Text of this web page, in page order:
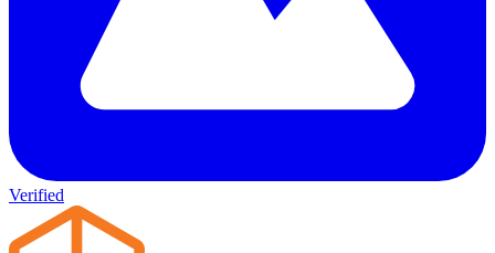
Verified